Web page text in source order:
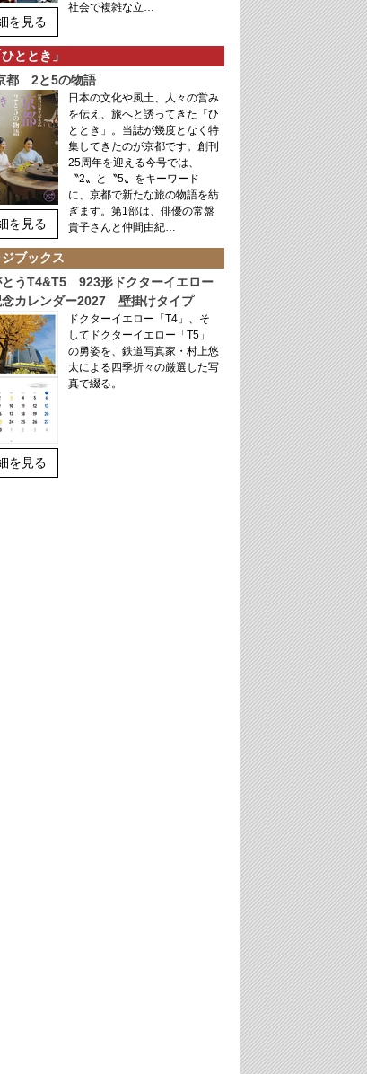
を見る
社会で複雑な立…
ととき」
都 2と5の物語
を見る
日本の文化や風土、人々の営み
を伝え、旅へと誘ってきた「ひ
ととき」。当誌が幾度となく特
集してきたのが京都です。創刊
25周年を迎える今号では、
〝2〟と〝5〟をキーワード
に、京都で新たな旅の物語を紡
ぎます。第1部は、俳優の常盤
貴子さんと仲間由紀…
ブックス
とうT4&T5 923形ドクターイエロー
念カレンダー2027 壁掛けタイプ
を見る
ドクターイエロー「T4」、そ
してドクターイエロー「T5」
の勇姿を、鉄道写真家・村上悠
太による四季折々の厳選した写
真で綴る。